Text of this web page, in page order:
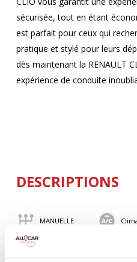
sécurisée, tout en étant
est parfait pour ceux qui
pratique et stylé pour leurs
dès maintenant la RENAULT
expérience de conduite
DESCRIPTIONS
MANUELLE
BLUETOOTH